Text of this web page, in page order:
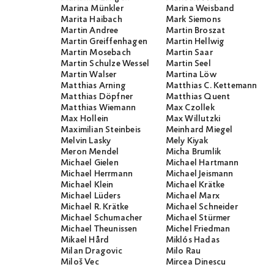
Marina Münkler
Marina Weisband
Marita Haibach
Mark Siemons
Martin Andree
Martin Broszat
Martin Greiffenhagen
Martin Hellwig
Martin Mosebach
Martin Saar
Martin Schulze Wessel
Martin Seel
Martin Walser
Martina Löw
Matthias Arning
Matthias C. Kettemann
Matthias Döpfner
Matthias Quent
Matthias Wiemann
Max Czollek
Max Hollein
Max Willutzki
Maximilian Steinbeis
Meinhard Miegel
Melvin Lasky
Mely Kiyak
Meron Mendel
Micha Brumlik
Michael Gielen
Michael Hartmann
Michael Herrmann
Michael Jeismann
Michael Klein
Michael Krätke
Michael Lüders
Michael Marx
Michael R. Krätke
Michael Schneider
Michael Schumacher
Michael Stürmer
Michael Theunissen
Michel Friedman
Mikael Hård
Miklós Hadas
Milan Dragovic
Milo Rau
Miloš Vec
Mircea Dinescu